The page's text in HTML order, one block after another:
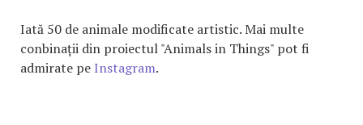
Iată 50 de animale modificate artistic. Mai multe
conbinații din proiectul "Animals in Things" pot fi
admirate pe Instagram.